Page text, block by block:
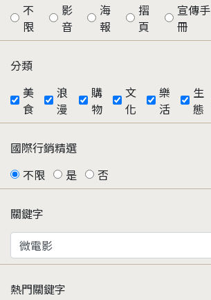
不
限
影
音
海
報
摺
頁
宣傳手
冊
分類
美
食
浪
漫
購
物
文
化
樂
活
生
態
國際行銷精選
不限
是 否
關鍵字
熱門關鍵字